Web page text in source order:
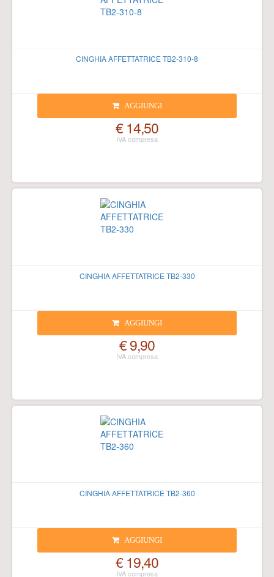
CINGHIA AFFETTATRICE TB2-310-8
AGGIUNGI
€ 14,50
CINGHIA AFFETTATRICE TB2-330
AGGIUNGI
€ 9,90
CINGHIA AFFETTATRICE TB2-360
AGGIUNGI
€ 19,40